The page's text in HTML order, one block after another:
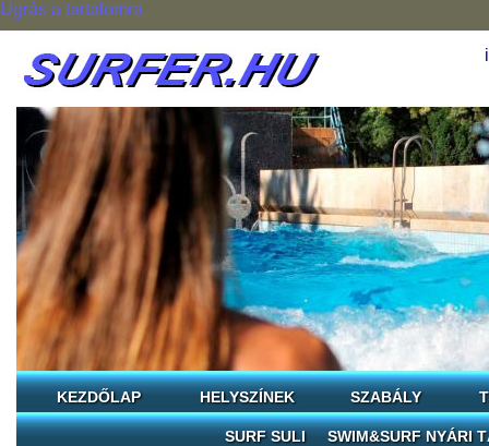
Ugrás a tartalomra
KEZDŐLAP HELYSZÍNEK SZABÁLY
SURF SULI SWIM&SURF NYÁRI